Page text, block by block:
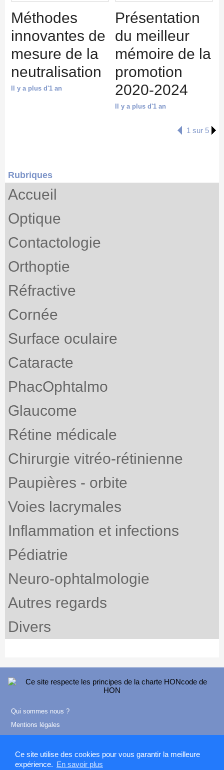
Ce site utilise des cookies pour vous garantir la meilleure
expérience. En savoir plus
Méthodes
innovantes de
mesure de la
neutralisation
Il y a plus d'1 an
Présentation
du meilleur
mémoire de la
promotion
2020-2024
Il y a plus d'1 an
1 sur 5
Rubriques
Accueil
Optique
Contactologie
Orthoptie
Réfractive
Cornée
Surface oculaire
Cataracte
PhacOphtalmo
Glaucome
Rétine médicale
Chirurgie vitréo-rétinienne
Paupières - orbite
Voies lacrymales
Inflammation et infections
Pédiatrie
Neuro-ophtalmologie
Autres regards
Divers
Qui sommes nous ?
Mentions légales